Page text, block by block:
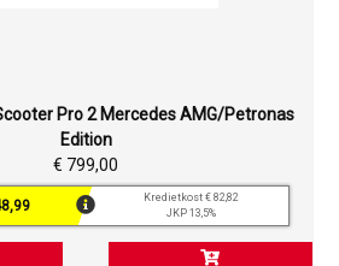
Pro 2 Mercedes AMG/Petronas
Edition
€ 799,00
Kredietkost € 82,82
JKP 13,5%